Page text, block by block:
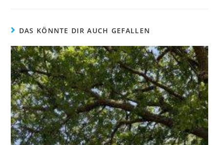
DAS KÖNNTE DIR AUCH GEFALLEN